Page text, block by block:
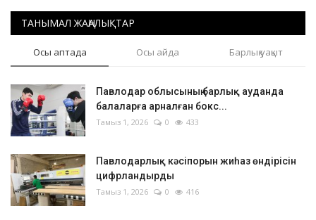
ТАНЫМАЛ ЖАҢАЛЫҚТАР
Осы аптада Осы айда Барлық уақыт
Павлодар облысының барлық ауданда
балаларға арналған бокс...
Тамыз 1, 2026 0 433
Павлодарлық кәсіпорын жиһаз өндірісін
цифрландырды
Тамыз 1, 2026 0 416